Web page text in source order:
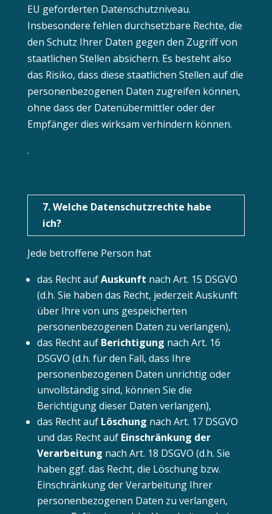
EU geforderten Datenschutzniveau.
Insbesondere fehlen durchsetzbare Rechte, die
den Schutz Ihrer Daten gegen den Zugriff von
staatlichen Stellen absichern. Es besteht also
das Risiko, dass diese staatlichen Stellen auf die
personenbezogenen Daten zugreifen können,
ohne dass der Datenübermittler oder der
Empfänger dies wirksam verhindern können.
.
7. Welche Datenschutzrechte habe
ich?
Jede betroffene Person hat
das Recht aufAuskunft nach Art. 15 DSGVO
(d.h. Sie haben das Recht, jederzeit Auskunft
über Ihre von uns gespeicherten
personenbezogenen Daten zu verlangen),
das Recht auf Berichtigung nach Art. 16
DSGVO (d.h. für den Fall, dass Ihre
personenbezogenen Daten unrichtig oder
unvollständig sind, können Sie die
Berichtigung dieser Daten verlangen),
das Recht auf Löschung nach Art. 17 DSGVO
und das Recht auf Einschränkung der
Verarbeitung nach Art. 18 DSGVO (d.h. Sie
haben ggf. das Recht, die Löschung bzw.
Einschränkung der Verarbeitung Ihrer
personenbezogenen Daten zu verlangen,